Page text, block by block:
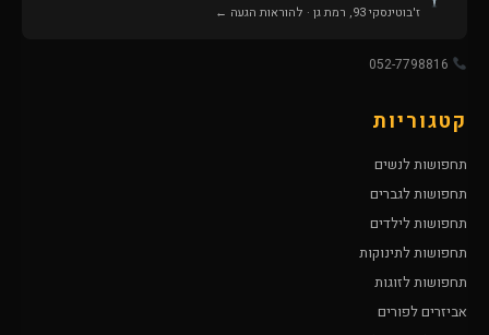
ז'בוטינסקי 93, רמת גן · להוראות הגעה ←
קטגוריות
תחפושות לנשים
תחפושות לגברים
תחפושות לילדים
תחפושות לתינוקות
תחפושות לזוגות
אביזרים לפורים